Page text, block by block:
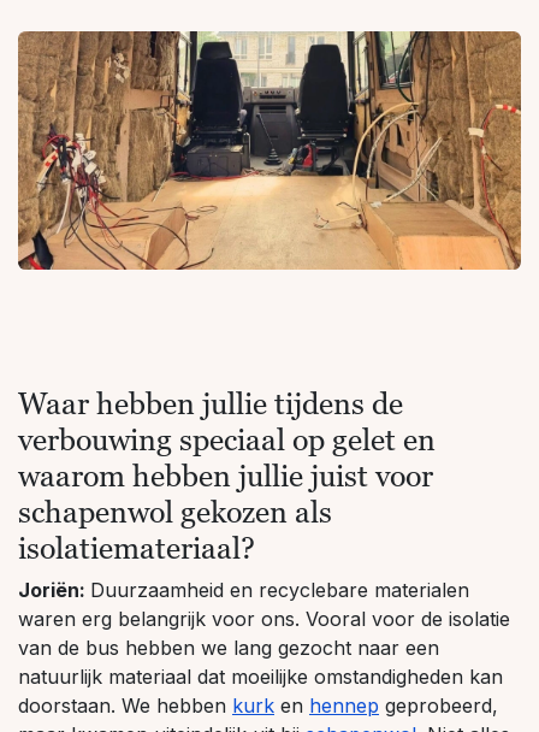
Waar hebben jullie tijdens de
verbouwing speciaal op gelet en
waarom hebben jullie juist voor
schapenwol gekozen als
isolatiemateriaal?
Joriën: Duurzaamheid en recyclebare materialen
waren erg belangrijk voor ons. Vooral voor de isolatie
van de bus hebben we lang gezocht naar een
natuurlijk materiaal dat moeilijke omstandigheden kan
doorstaan. We hebben kurk en hennep geprobeerd,